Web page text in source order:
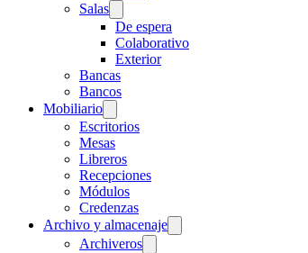
Salas
De espera
Colaborativo
Exterior
Bancas
Bancos
Mobiliario
Escritorios
Mesas
Libreros
Recepciones
Módulos
Credenzas
Archivo y almacenaje
Archiveros